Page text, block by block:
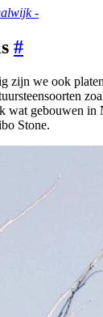
-
#
zijn we ook
wat gebouwen in
Stone.